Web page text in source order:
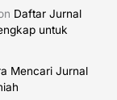
Daftar Jurnal
untuk
Mencari Jurnal